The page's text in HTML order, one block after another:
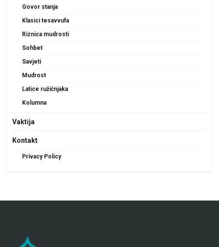
Govor stanja
Klasici tesavvufa
Riznica mudrosti
Sohbet
Savjeti
Mudrost
Latice ružičnjaka
Kolumna
Vaktija
Kontakt
Privacy Policy